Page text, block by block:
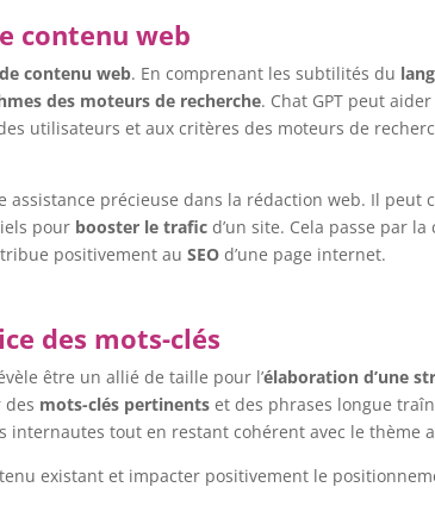
contenu web
contenu web. En comprenant les subtilités du
des moteurs de recherche. Chat GPT peut
utilisateurs et aux critères des moteurs de
assistance précieuse dans la rédaction web. Il peut
pour booster le trafic d’un site. Cela passe par
positivement auSEO d’une page internet.
des mots-clés
être un allié de taille pour l’élaboration d’une
des mots-clés pertinents et des phrases longue
tout en restant cohérent avec le thème
existant et impacter positivement le